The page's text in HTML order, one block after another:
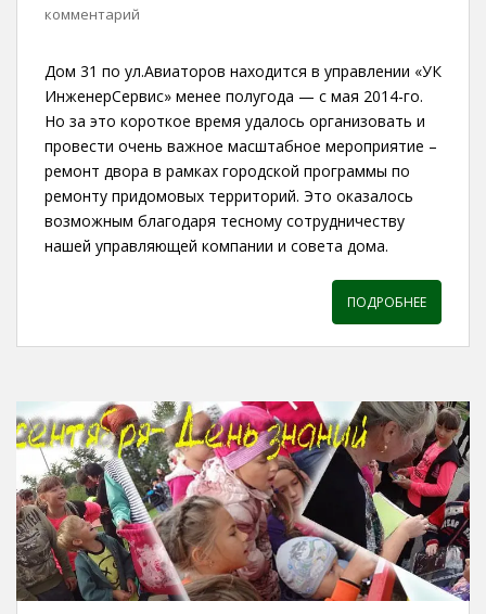
комментарий
Дом 31 по ул.Авиаторов находится в управлении «УК
ИнженерСервис» менее полугода — с мая 2014-го.
Но за это короткое время удалось организовать и
провести очень важное масштабное мероприятие –
ремонт двора в рамках городской программы по
ремонту придомовых территорий. Это оказалось
возможным благодаря тесному сотрудничеству
нашей управляющей компании и совета дома.
ПОДРОБНЕЕ